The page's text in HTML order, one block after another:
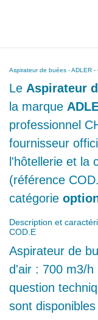
Aspirateur de buées -
Le Aspirateur
de la marque
professionnel
fournisseur
l'hôtellerie et
(référence
catégorie
Description et
ADLER - COD.E
Aspirateur
Débit d'air :
toute
commerciaux